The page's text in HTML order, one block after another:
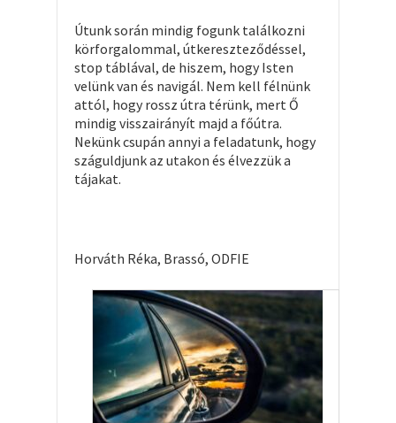
Útunk során mindig fogunk találkozni
körforgalommal, útkereszteződéssel,
stop táblával, de hiszem, hogy Isten
velünk van és navigál. Nem kell félnünk
attól, hogy rossz útra térünk, mert Ő
mindig visszairányít majd a főútra.
Nekünk csupán annyi a feladatunk, hogy
száguldjunk az utakon és élvezzük a
tájakat.
Horváth Réka, Brassó, ODFIE